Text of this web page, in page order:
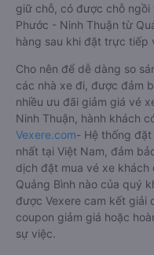
giữ chỗ, có được chỗ
Phước - Ninh Thuận từ
hàng sau khi đặt trực tiếp
Cho nên để dễ dàng so
các nhà xe đi, được đảm
nhiều ưu đãi giảm giá vé
Ninh Thuận, hành khách
Vexere.com- Hệ thống
nhất tại Việt Nam, đảm
dịch đặt mua vé xe
Quảng Bình nào của quý
được Vexere cam kết giải
coupon giảm giá hoặc
sự việc.